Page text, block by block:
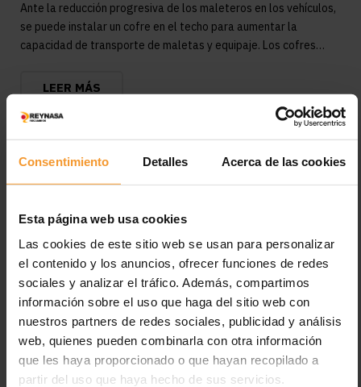
Consentimiento Detalles Acerca de las cookies
Esta página web usa cookies
Las cookies de este sitio web se usan para personalizar
el contenido y los anuncios, ofrecer funciones de redes
sociales y analizar el tráfico. Además, compartimos
información sobre el uso que haga del sitio web con
nuestros partners de redes sociales, publicidad y análisis
web, quienes pueden combinarla con otra información
que les haya proporcionado o que hayan recopilado a
partir del uso que haya hecho de sus servicios.
Ante la reducción progresiva de los maleteros en los vehículos,
se puede instalar un cofre en el techo para aumentar la
capacidad de transporte de maletas y equipaje. Los cofres…
LEER MÁS
Entradas recientes
Los neumáticos están desgastados en el 2% de los
accidentes de tráfico con víctimas
Uno de cada cuatro vehículos circula con fallos en luces,
cuando el 35% de fallecidos es en horas con poca luz